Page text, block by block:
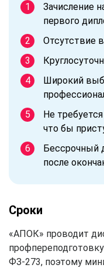
Зачисление
первого
Отсутствие
Широкий
Не
что бы
Бессрочный
после
Сроки
«АПОК» проводит
ФЗ-273, поэтому